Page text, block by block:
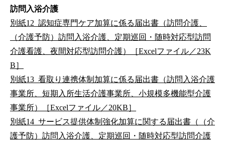
訪問入浴介護
別紙12_認知症専門ケア加算に係る届出書（訪問介護、
（介護予防）訪問入浴介護、定期巡回・随時対応型訪問
介護看護、夜間対応型訪問介護）［Excelファイル／23K
B］
別紙13_看取り連携体制加算に係る届出書（訪問入浴介護
事業所、短期入所生活介護事業所、小規模多機能型介護
事業所）［Excelファイル／20KB］
別紙14_サービス提供体制強化加算に関する届出書（（介
護予防）訪問入浴介護、定期巡回・随時対応型訪問介護